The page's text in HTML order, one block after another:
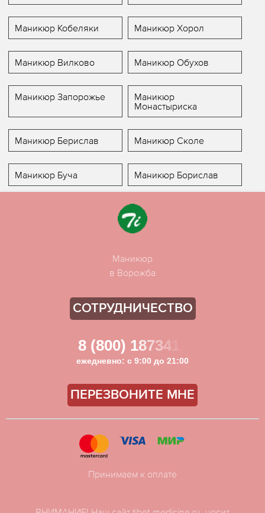
Маникюр Кобеляки Маникюр Хорол
Маникюр Вилково Маникюр Обухов
Маникюр Запорожье
Маникюр
Монастыриска
Маникюр Берислав Маникюр Сколе
Маникюр Буча Маникюр Борислав
Маникюр
в Ворожба
СОТРУДНИЧЕСТВО
8 (800) 1873411
ежедневно: с 9:00 до 21:00
ПЕРЕЗВОНИТЕ МНЕ
Принимаем к оплате